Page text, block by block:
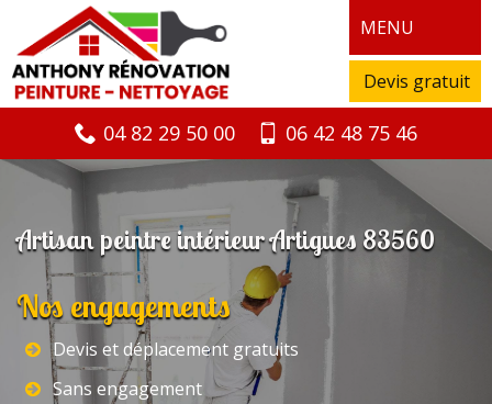
MENU
Devis gratuit
04 82 29 50 00 06 42 48 75 46
Artisan peintre intérieur Artigues 83560
Nos engagements
Devis et déplacement gratuits
Sans engagement